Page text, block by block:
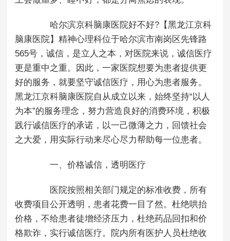
哈尔滨京科脑康医院好不好?【黑龙江京科
脑康医院】精神心理科位于哈尔滨市南岗区先锋路
565号，诚信，是立人之本，对医院来说，诚信医疗
更是重中之重。因此，一家医院想要为患者提供更
好的服务，就要坚守诚信医疗，用心为患者服务。
黑龙江京科脑康医院自从成立以来，始终坚持“以人
为本”的服务理念，努力营造良好的消费环境，积极
践行诚信医疗的承诺，以一己微薄之力，回馈社会
之大爱，用实际行动来尽心尽力帮助每一位患者。
一、价格诚信，透明医疗
医院按照相关部门规定的标准收费，所有
收费项目公开透明，患者花费一目了然。杜绝哄抬
价格，不给患者徒增经济压力，杜绝药品回扣和价
格欺诈，实行诚信医疗。院内所有医护人员杜绝收